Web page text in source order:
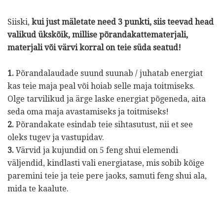
Siiski, kui just mäletate need 3 punkti, siis teevad head
valikud ükskõik, millise põrandakattematerjali,
materjali või värvi korral on teie süda seatud!
1. Põrandalaudade suund suunab / juhatab energiat
kas teie maja peal või hoiab selle maja toitmiseks.
Olge tarvilikud ja ärge laske energiat põgeneda, aita
seda oma maja avastamiseks ja toitmiseks!
2. Põrandakate esindab teie sihtasutust, nii et see
oleks tugev ja vastupidav.
3. Värvid ja kujundid on 5 feng shui elemendi
väljendid, kindlasti vali energiatase, mis sobib kõige
paremini teie ja teie pere jaoks, samuti feng shui ala,
mida te kaalute.